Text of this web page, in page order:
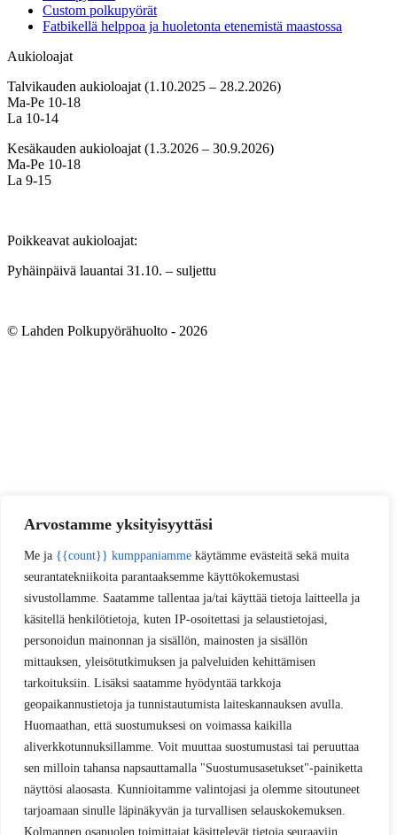
Arvostamme yksityisyyttäsi
Me ja {{count}} kumppaniamme käytämme evästeitä sekä muita
seurantatekniikoita parantaaksemme käyttökokemustasi
sivustollamme. Saatamme tallentaa ja/tai käyttää tietoja laitteella ja
käsitellä henkilötietoja, kuten IP-osoitettasi ja selaustietojasi,
personoidun mainonnan ja sisällön, mainosten ja sisällön
mittauksen, yleisötutkimuksen ja palveluiden kehittämisen
tarkoituksiin. Lisäksi saatamme hyödyntää tarkkoja
geopaikannustietoja ja tunnistautumista laiteskannauksen avulla.
Huomaathan, että suostumuksesi on voimassa kaikilla
aliverkkotunnuksillamme. Voit muuttaa suostumustasi tai peruuttaa
sen milloin tahansa napsauttamalla "Suostumusasetukset"-painiketta
näyttösi alaosasta. Kunnioitamme valintojasi ja olemme sitoutuneet
tarjoamaan sinulle läpinäkyvän ja turvallisen selauskokemuksen.
Kolmannen osapuolen toimittajat käsittelevät tietoja seuraaviin
Custom polkupyörät
Fatbikellä helppoa ja huoletonta etenemistä maastossa
Aukioloajat
Talvikauden aukioloajat (1.10.2025 – 28.2.2026)
Ma-Pe 10-18
La 10-14
Kesäkauden aukioloajat (1.3.2026 – 30.9.2026)
Ma-Pe 10-18
La 9-15
Poikkeavat aukioloajat:
Pyhäinpäivä lauantai 31.10. – suljettu
© Lahden Polkupyörähuolto - 2026